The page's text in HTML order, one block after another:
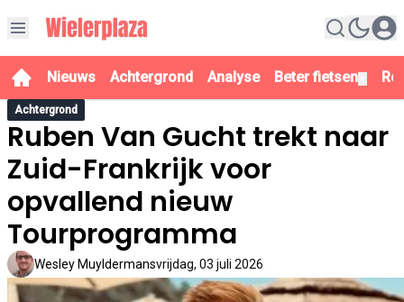
Nieuws Achtergrond Analyse Beter fietsen
Achtergrond
Ruben Van Gucht trekt naar
Zuid-Frankrijk voor
opvallend nieuw
Tourprogramma
Wesley Muyldermansvrijdag, 03 juli 2026